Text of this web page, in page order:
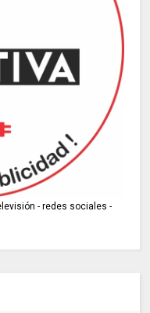
- redes sociales -